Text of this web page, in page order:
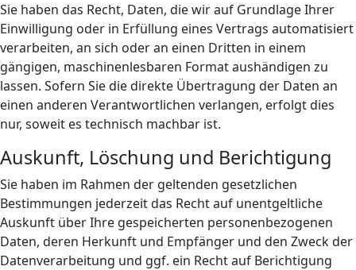
Sie haben das Recht, Daten, die wir auf Grundlage Ihrer
Einwilligung oder in Erfüllung eines Vertrags automatisiert
verarbeiten, an sich oder an einen Dritten in einem
gängigen, maschinenlesbaren Format aushändigen zu
lassen. Sofern Sie die direkte Übertragung der Daten an
einen anderen Verantwortlichen verlangen, erfolgt dies
nur, soweit es technisch machbar ist.
Auskunft, Löschung und Berichtigung
Sie haben im Rahmen der geltenden gesetzlichen
Bestimmungen jederzeit das Recht auf unentgeltliche
Auskunft über Ihre gespeicherten personenbezogenen
Daten, deren Herkunft und Empfänger und den Zweck der
Datenverarbeitung und ggf. ein Recht auf Berichtigung